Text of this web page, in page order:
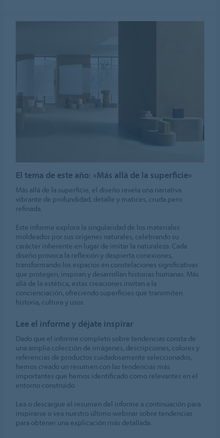
El tema de este año: «Más allá de la superficie»
Más allá de la superficie, el diseño revela una narrativa
vibrante de profundidad, detalle y matices, cruda pero
refinada.
Este informe explora la singularidad de los materiales
moldeados por sus orígenes naturales, celebrando su
carácter inherente en lugar de imitar la naturaleza. Cada
diseño provoca la reflexión y despierta conexiones,
transformando los espacios en constelaciones significativas
que protegen, inspiran y desarrollan historias humanas. Más
allá de la estética, estas creaciones invitan a la
concienciación, ofreciendo superficies que transmiten
historia, cultura y usos.
Lee el informe y déjate inspirar
Dado que el informe completo sobre tendencias consta de
una amplia colección de imágenes, descripciones, colores y
referencias de productos cuidadosamente seleccionados,
hemos creado un resumen con las tendencias más
importantes que hemos identificado como relevantes en el
entorno construido.
Lea o descargue el resumen del informe a continuación para
inspirarse o vea nuestro último webinar sobre tendencias
para obtener una explicación más detallada.